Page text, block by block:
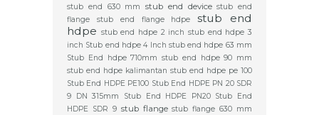
stub end 630 mm
stub end device stub end
flange
stub end flange hdpe
stub end
hdpe stub end hdpe 2 inch stub end hdpe 3
inch Stub end hdpe 4 Inch stub end hdpe 63 mm
Stub End hdpe 710mm stub end hdpe 90 mm
stub end hdpe kalimantan stub end hdpe pe 100
Stub End HDPE PE100 Stub End HDPE PN 20 SDR
9 DN 315mm
Stub End HDPE PN20 Stub End
HDPE SDR 9 stub flange stub flange 630 mm